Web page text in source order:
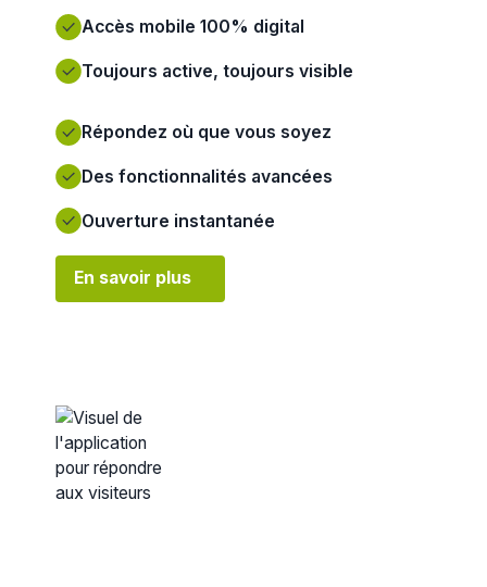
Accès mobile 100% digital
Toujours active, toujours visible
Répondez où que vous soyez
Des fonctionnalités avancées
Ouverture instantanée
En savoir plus